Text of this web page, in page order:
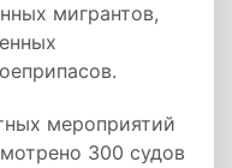
мигрантов,
мероприятий
300 судов